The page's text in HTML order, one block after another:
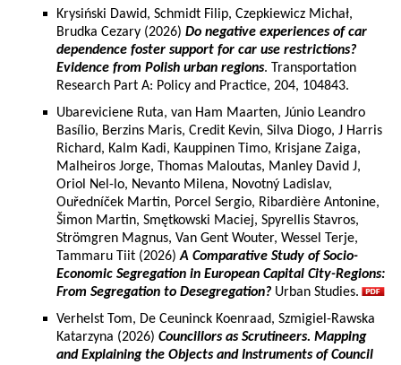
Krysiński Dawid, Schmidt Filip, Czepkiewicz Michał,
Brudka Cezary (2026) Do negative experiences of car
dependence foster support for car use restrictions?
Evidence from Polish urban regions. Transportation
Research Part A: Policy and Practice, 204, 104843.
Ubareviciene Ruta, van Ham Maarten, Júnio Leandro
Basílio, Berzins Maris, Credit Kevin, Silva Diogo, J Harris
Richard, Kalm Kadi, Kauppinen Timo, Krisjane Zaiga,
Malheiros Jorge, Thomas Maloutas, Manley David J,
Oriol Nel-lo, Nevanto Milena, Novotný Ladislav,
Ouředníček Martin, Porcel Sergio, Ribardière Antonine,
Šimon Martin, Smętkowski Maciej, Spyrellis Stavros,
Strömgren Magnus, Van Gent Wouter, Wessel Terje,
Tammaru Tiit (2026)A Comparative Study of Socio-
Economic Segregation in European Capital City-Regions:
From Segregation to Desegregation? Urban Studies.
Verhelst Tom, De Ceuninck Koenraad, Szmigiel-Rawska
Katarzyna (2026) Councillors as Scrutineers. Mapping
and Explaining the Objects and Instruments of Council